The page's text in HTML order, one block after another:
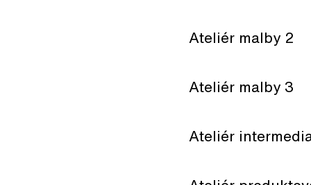
Ateliér malby 2
Ateliér malby 3
Ateliér